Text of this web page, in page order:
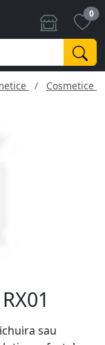
0
Cosmetice
sau